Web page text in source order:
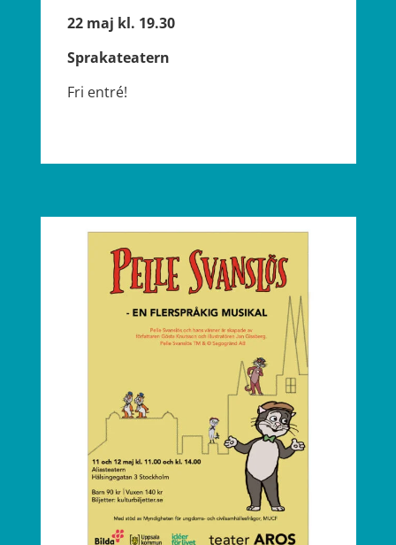
22 maj kl. 19.30
Sprakateatern
Fri entré!